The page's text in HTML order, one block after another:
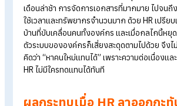
วิกฤตเงียบในองค์
เมื่อ HRลาออกกะทันหันกลายเป็นวิกฤตเ
ตัวรับมือ เพราะผลกระทบที่ตามมาลุกลาม
ใช้เวลาและทรัพยากรจำนวนมาก ด้วย HR